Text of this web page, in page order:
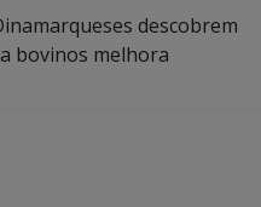
descobrem
bovinos melhora